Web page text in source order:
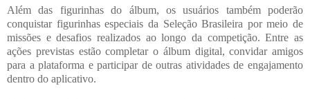
Além das figurinhas do álbum, os usuários também poderão
conquistar figurinhas especiais da Seleção Brasileira por meio de
missões e desafios realizados ao longo da competição. Entre as
ações previstas estão completar o álbum digital, convidar amigos
para a plataforma e participar de outras atividades de engajamento
dentro do aplicativo.